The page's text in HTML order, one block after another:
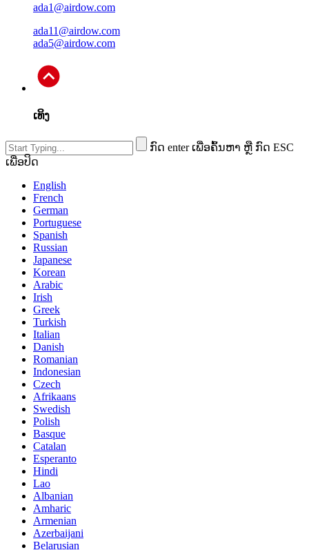
ada1@airdow.com
ada11@airdow.com
ada5@airdow.com
ເທິງ
ກົດ enter ເພື່ອຄົ້ນຫາ ຫຼື ກົດ ESC
ເພື່ອປິດ
English
French
German
Portuguese
Spanish
Russian
Japanese
Korean
Arabic
Irish
Greek
Turkish
Italian
Danish
Romanian
Indonesian
Czech
Afrikaans
Swedish
Polish
Basque
Catalan
Esperanto
Hindi
Lao
Albanian
Amharic
Armenian
Azerbaijani
Belarusian